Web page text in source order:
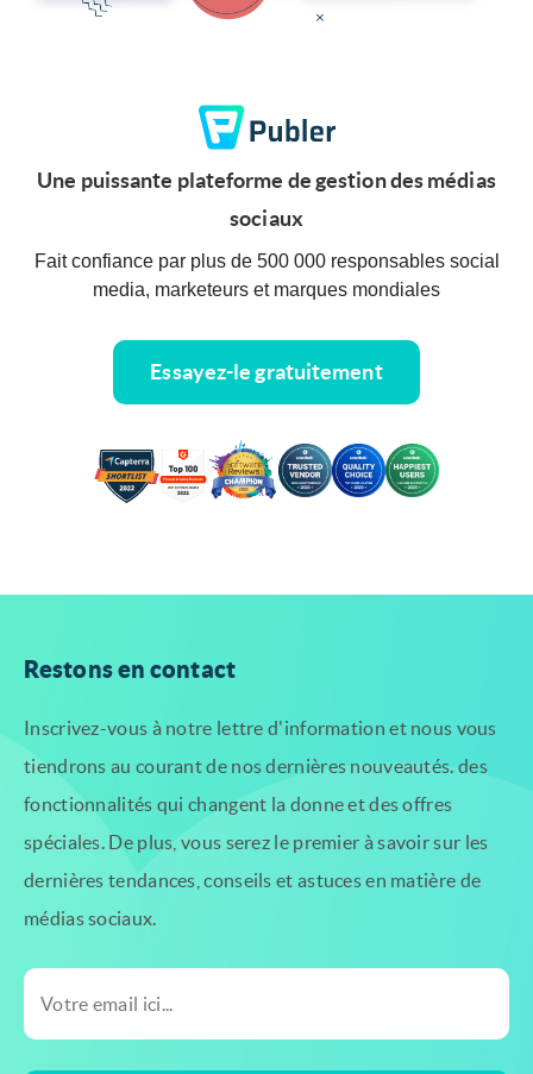
Une puissante plateforme de gestion des médias
sociaux
Fait confiance par plus de 500 000 responsables social
media, marketeurs et marques mondiales
Essayez-le gratuitement
Restons en contact
Inscrivez-vous à notre lettre d'information et nous vous
tiendrons au courant de nos dernières nouveautés. des
fonctionnalités qui changent la donne et des offres
spéciales. De plus, vous serez le premier à savoirsur les
dernières tendances, conseils et astuces en matière de
médias sociaux.